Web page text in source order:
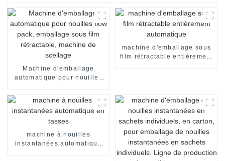
Machine d'emballage
automatique pour nouilles
film rétractable, machine de
scellage
machine d'emballage sous
film rétractable entièrement
machine à nouilles
instantanées automatique